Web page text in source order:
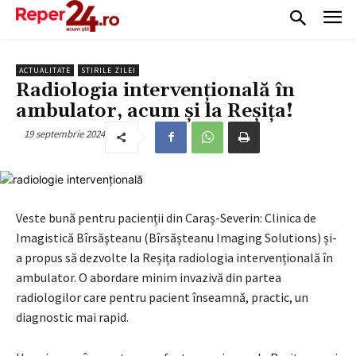
ACTUALITATE STIRILE ZILEI
Radiologia intervențională în
ambulator, acum și la Reșița!
19 septembrie 2024
Veste bună pentru pacienții din Caraș-Severin: Clinica de
Imagistică Bîrsăşteanu (Bîrsășteanu Imaging Solutions) și-
a propus să dezvolte la Reșița radiologia intervențională în
ambulator. O abordare minim invazivă din partea
radiologilor care pentru pacient înseamnă, practic, un
diagnostic mai rapid.